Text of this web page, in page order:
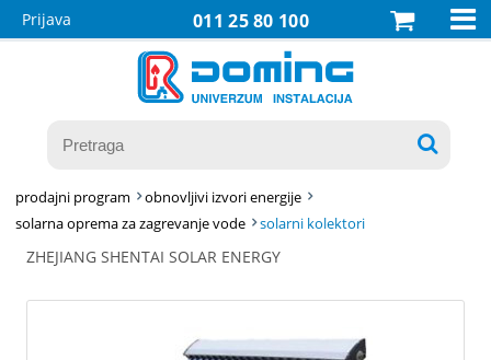
011 25 80 100
Prijava 

prodajni program
obnovljivi izvori energije
solarna oprema za zagrevanje vode
solarni kolektori
ZHEJIANG SHENTAI SOLAR ENERGY